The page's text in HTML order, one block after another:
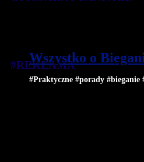
Wszystko o
#Praktyczne #porady
#REKLAMA